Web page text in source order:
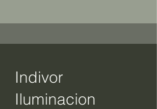
Indivor
Iluminacion